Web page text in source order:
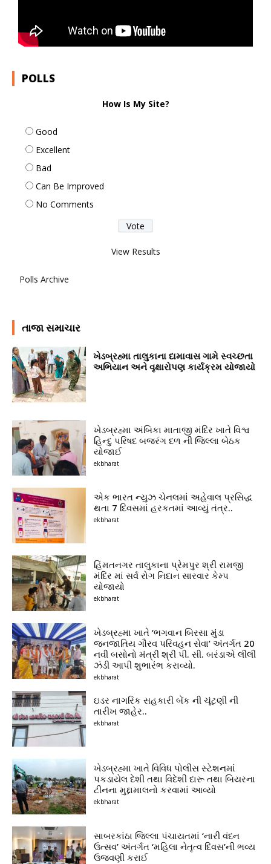
POLLS
How Is My Site?
Good
Excellent
Bad
Can Be Improved
No Comments
View Results
Polls Archive
તાજા સમાચાર
ખેડબ્રહ્મા તાલુકાના દામાવાસ ગામે સ્વચ્છતા
અભિયાન અને વૃક્ષારોપણ કાર્યક્રમ યોજાયો
ખેડબ્રહ્મા અંબિકા માતાજી મંદિર ખાતે વિશ્વ
હિન્દુ પરિષદ બજરંગ દળ ની જિલ્લા બેઠક
યોજાઈ
ekbharat
એક ભારત ન્યુઝ ચેનલમાં અહેવાલ પ્રસિદ્ધ
થતા 7 દિવસમાં હરકતમાં આવ્યું તંત્ર..
ekbharat
હિંમતનગર તાલુકાના પ્રેમપુર શ્રી રામજી
મંદિર માં સર્વ રોગ નિદાન સારવાર કેમ્પ
યોજાયો
ekbharat
ખેડબ્રહ્મા ખાતે ‘ભગવાન બિરસા મુંડા
જનજાતિય ગૌરવ પરિવહન સેવા’ અંતર્ગત 20
નવી બસોનો મંત્રી શ્રી પી. સી. બરંડાએ લીલી
ઝંડી આપી શુભારંભ કરાવ્યો.
ekbharat
ઇડર નાગરિક સહકારી બેંક ની ચૂંટણી ની
તારીખ જાહેર..
ekbharat
ખેડબ્રહ્મા ખાતે વિવિધ પોલીસ સ્ટેશનમાં
પકડાયેલ દેશી તથા વિદેશી દારૂ તથા બિયરના
ટીનના મુદ્દામાલનો કરવામાં આવ્યો
ekbharat
સાબરકાંઠા જિલ્લા પંચાયતમાં ‘નારી વંદન
ઉત્સવ’ અંતર્ગત ‘મહિલા નેતૃત્વ દિવસ’ની ભવ્ય
ઉજવણી કરાઈ